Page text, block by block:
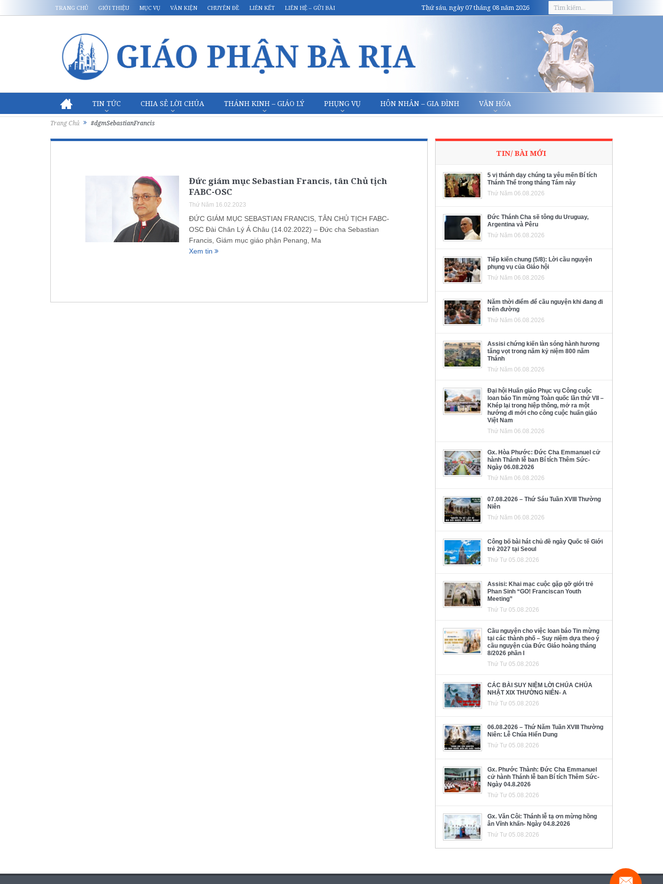
TRANG CHỦ GIỚI THIỆU MỤC VỤ VĂN KIỆN CHUYÊN ĐỀ LIÊN KẾT LIÊN HỆ – GỬI BÀI Thứ sáu, ngày 07 tháng 08 năm 2026
TIN TỨC CHIA SẺ LỜI CHÚA THÁNH KINH – GIÁO LÝ PHỤNG VỤ HÔN NHÂN – GIA ĐÌNH VĂN HÓA
Trang Chủ #dgmSebastianFrancis
Đức giám mục Sebastian Francis, tân Chủ tịch
FABC-OSC
Thứ Năm 16.02.2023
ĐỨC GIÁM MỤC SEBASTIAN FRANCIS, TÂN CHỦ TỊCH FABC-
OSC Đài Chân Lý Á Châu (14.02.2022) – Đức cha Sebastian
Francis, Giám mục giáo phận Penang, Ma
Xem tin
TIN/ BÀI MỚI
5 vị thánh dạy chúng ta yêu mến Bí tích
Thánh Thể trong tháng Tám này
Thứ Năm 06.08.2026
Đức Thánh Cha sẽ tông du Uruguay,
Argentina và Pêru
Thứ Năm 06.08.2026
Tiếp kiến chung (5/8): Lời cầu nguyện
phụng vụ của Giáo hội
Thứ Năm 06.08.2026
Năm thời điểm để cầu nguyện khi đang đi
trên đường
Thứ Năm 06.08.2026
Assisi chứng kiến làn sóng hành hương
tăng vọt trong năm kỷ niệm 800 năm
Thánh
Thứ Năm 06.08.2026
Đại hội Huấn giáo Phục vụ Công cuộc
loan báo Tin mừng Toàn quốc lần thứ VII –
Khép lại trong hiệp thông, mở ra một
hướng đi mới cho công cuộc huấn giáo
Việt Nam
Thứ Năm 06.08.2026
Gx. Hòa Phước: Đức Cha Emmanuel cử
hành Thánh lễ ban Bí tích Thêm Sức-
Ngày 06.08.2026
Thứ Năm 06.08.2026
07.08.2026 – Thứ Sáu Tuần XVIII Thường
Niên
Thứ Năm 06.08.2026
Công bố bài hát chủ đề ngày Quốc tế Giới
trẻ 2027 tại Seoul
Thứ Tư 05.08.2026
Assisi: Khai mạc cuộc gặp gỡ giới trẻ
Phan Sinh “GO! Franciscan Youth
Meeting”
Thứ Tư 05.08.2026
Cầu nguyện cho việc loan báo Tin mừng
tại các thành phố – Suy niệm dựa theo ý
cầu nguyện của Đức Giáo hoàng tháng
8/2026 phần I
Thứ Tư 05.08.2026
CÁC BÀI SUY NIỆM LỜI CHÚA CHÚA
NHẬT XIX THƯỜNG NIÊN- A
Thứ Tư 05.08.2026
06.08.2026 – Thứ Năm Tuần XVIII Thường
Niên: Lễ Chúa Hiển Dung
Thứ Tư 05.08.2026
Gx. Phước Thành: Đức Cha Emmanuel
cử hành Thánh lễ ban Bí tích Thêm Sức-
Ngày 04.8.2026
Thứ Tư 05.08.2026
Gx. Văn Côi: Thánh lễ tạ ơn mừng hồng
ân Vĩnh khấn- Ngày 04.8.2026
Thứ Tư 05.08.2026